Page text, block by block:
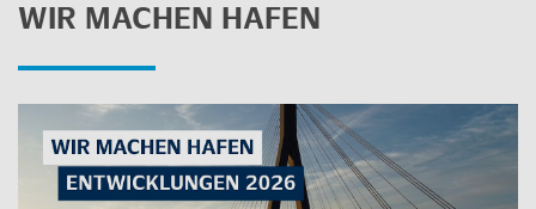
WIR MA­CHEN HAFEN